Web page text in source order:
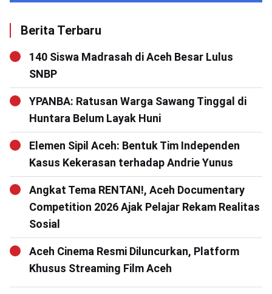
Berita Terbaru
140 Siswa Madrasah di Aceh Besar Lulus
SNBP
YPANBA: Ratusan Warga Sawang Tinggal di
Huntara Belum Layak Huni
Elemen Sipil Aceh: Bentuk Tim Independen
Kasus Kekerasan terhadap Andrie Yunus
Angkat Tema RENTAN!, Aceh Documentary
Competition 2026 Ajak Pelajar Rekam Realitas
Sosial
Aceh Cinema Resmi Diluncurkan, Platform
Khusus Streaming Film Aceh